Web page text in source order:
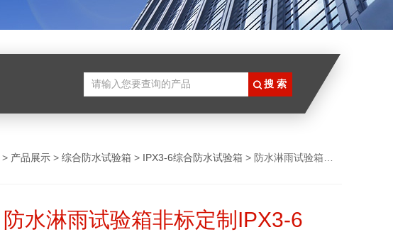
> 产品展示 > 综合防水试验箱 > IPX3-6综合防水试验箱 > 防水淋雨试验箱非标定制IPX3-6
防水淋雨试验箱非标定制IPX3-6